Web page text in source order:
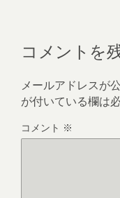
コメントを
メールアドレスが
が付いている欄は
コメント ※